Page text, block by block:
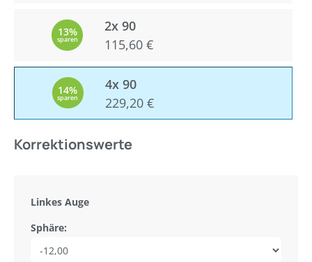
13%
sparen
2x 90
115,60 €
14%
sparen
4x 90
229,20 €
Korrektionswerte
Linkes Auge
Sphäre: